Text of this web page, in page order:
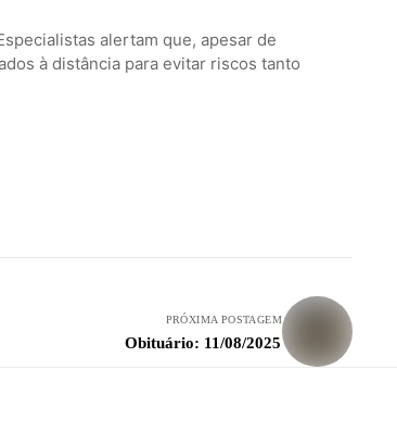
alertam que, apesar de
à distância para evitar riscos tanto
PRÓXIMA POSTAGEM
Obituário: 11/08/2025